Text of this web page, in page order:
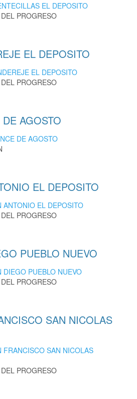
EL DEPOSITO
PROGRESO
EL DEPOSITO
EL DEPOSITO
PROGRESO
AGOSTO
DE AGOSTO
EL DEPOSITO
ANTONIO EL DEPOSITO
PROGRESO
PUEBLO NUEVO
DIEGO PUEBLO NUEVO
PROGRESO
SAN NICOLAS
FRANCISCO SAN NICOLAS
PROGRESO